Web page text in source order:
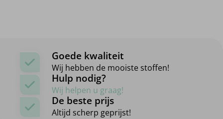
Goede kwaliteit
Wij hebben de mooiste stoffen!
Hulp nodig?
Wij helpen u graag!
De beste prijs
Altijd scherp geprijst!